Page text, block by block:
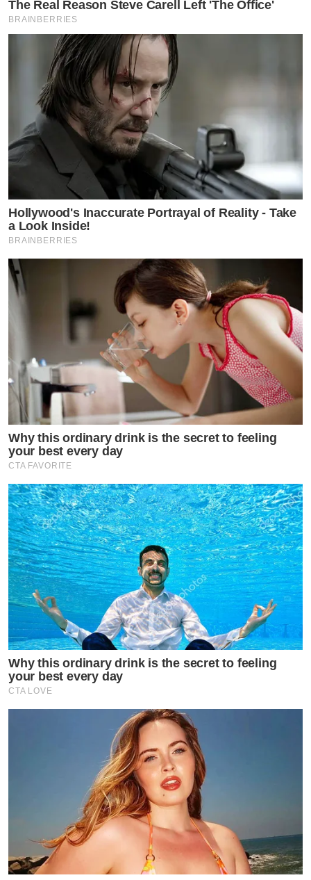
by TVPOOL ONLINE
The Real Reason Steve Carell Left 'The Office'
BRAINBERRIES
Hollywood's Inaccurate Portrayal of Reality - Take
a Look Inside!
BRAINBERRIES
Why this ordinary drink is the secret to feeling
your best every day
CTA FAVORITE
Why this ordinary drink is the secret to feeling
your best every day
CTA LOVE